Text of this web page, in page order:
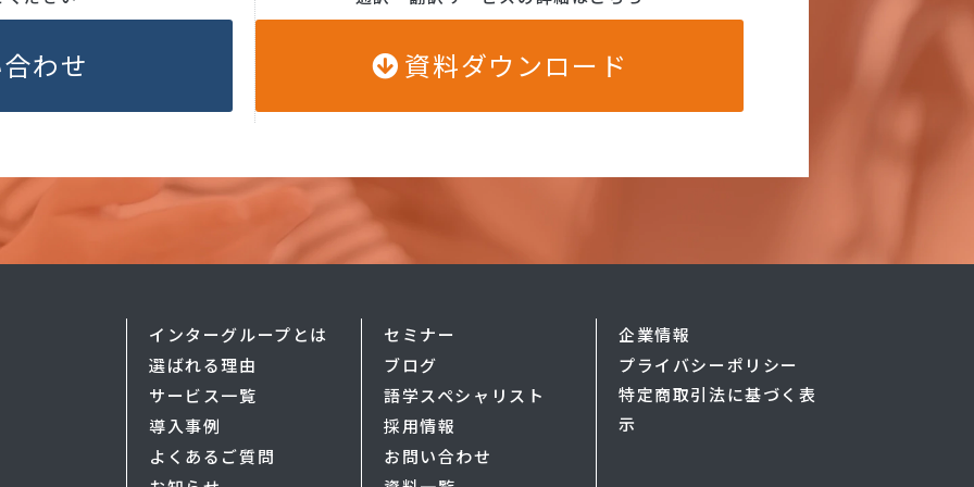
わせ 資料ダウンロード
インターグループとは
選ばれる理由
サービス一覧
導入事例
セミナー
ブログ
語学スペシャリスト
採用情報
企業情報
プライバシーポリシー
特定商取引法に基づく表
示
よくあるご質問
お問い合わせ